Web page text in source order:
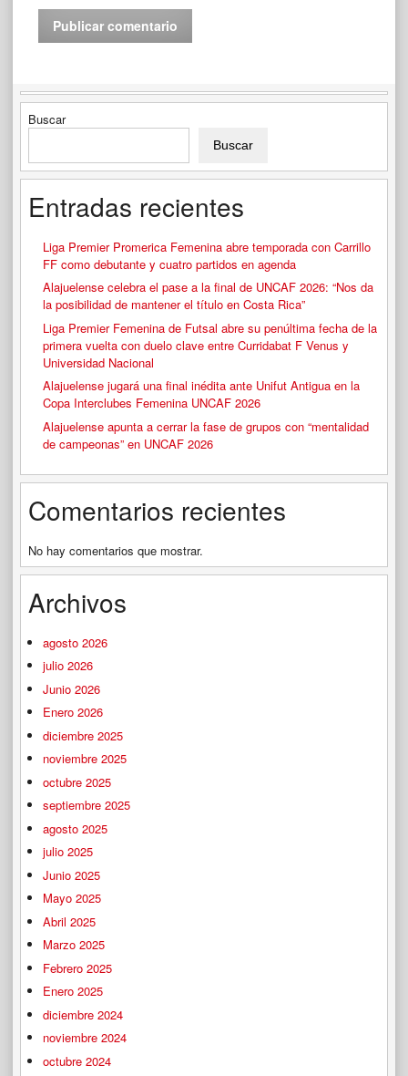
Buscar
Buscar
Entradas recientes
Liga Premier Promerica Femenina abre temporada con Carrillo
FF como debutante y cuatro partidos en agenda
Alajuelense celebra el pase a la final de UNCAF 2026: “Nos da
la posibilidad de mantener el título en Costa Rica”
Liga Premier Femenina de Futsal abre su penúltima fecha de la
primera vuelta con duelo clave entre Curridabat F Venus y
Universidad Nacional
Alajuelense jugará una final inédita ante Unifut Antigua en la
Copa Interclubes Femenina UNCAF 2026
Alajuelense apunta a cerrar la fase de grupos con “mentalidad
de campeonas” en UNCAF 2026
Comentarios recientes
No hay comentarios que mostrar.
Archivos
agosto 2026
julio 2026
Junio 2026
Enero 2026
diciembre 2025
noviembre 2025
octubre 2025
septiembre 2025
agosto 2025
julio 2025
Junio 2025
Mayo 2025
Abril 2025
Marzo 2025
Febrero 2025
Enero 2025
diciembre 2024
noviembre 2024
octubre 2024